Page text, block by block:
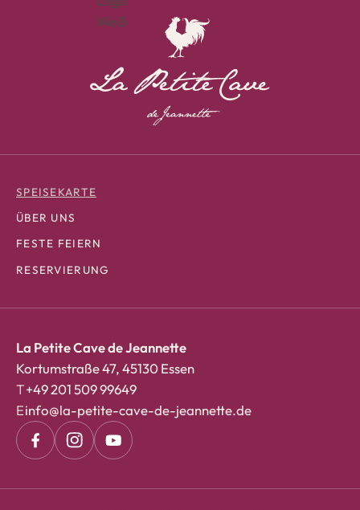
SPEISEKARTE
ÜBER UNS
FESTE FEIERN
RESERVIERUNG
La Petite Cave de Jeannette
Kortumstraße 47, 45130 Essen
T+49 201 509 99649
Einfo@la-petite-cave-de-jeannette.de